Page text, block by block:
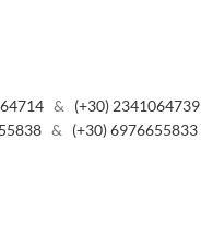
& (+30) 2341064739
& (+30) 6976655833